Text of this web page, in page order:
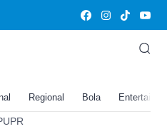
Regional Bola
Jadi